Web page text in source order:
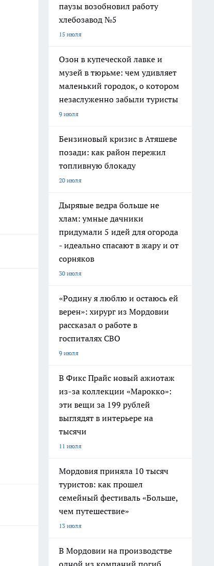
паузы возобновил работу
хлебозавод №5
15 июля
Озон в купеческой лавке и
музей в тюрьме: чем удивляет
маленький городок, о котором
незаслуженно забыли туристы
9 июля
Бензиновый кризис в Атяшеве
позади: как район пережил
топливную блокаду
20 июля
Дырявые ведра больше не
хлам: умные дачники
придумали 5 идей для огорода
- идеально спасают в жару и от
сорняков
30 июля
«Родину я люблю и остаюсь ей
верен»: хирург из Мордовии
рассказал о работе в
госпиталях СВО
9 июля
В Фикс Прайс новый ажиотаж
из-за коллекции «Марокко»:
эти вещи за 199 рублей
выглядят в интерьере на
тысячи
11 июля
Мордовия приняла 10 тысяч
туристов: как прошел
семейный фестиваль «Больше,
чем путешествие»
13 июля
В Мордовии на производстве
одной из компаний погиб